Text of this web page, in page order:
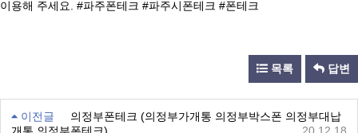
이용해 주세요. #파주폰테크 #파주시폰테크 #폰테크
목록 답변
이전글
의정부폰테크 (의정부가개통 의정부박스폰 의정부대납